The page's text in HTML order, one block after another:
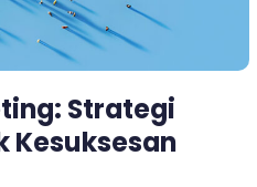
Strategi
Kesuksesan